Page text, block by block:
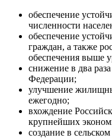
обеспечение
численности
обеспечение
граждан, а также
обеспечения выше
снижение в два
Федерации;
улучшение
ежегодно;
вхождение
крупнейших
создание в сельском